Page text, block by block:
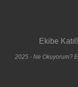
Ekibe Katıl!
2025 - Ne Okuyorum?